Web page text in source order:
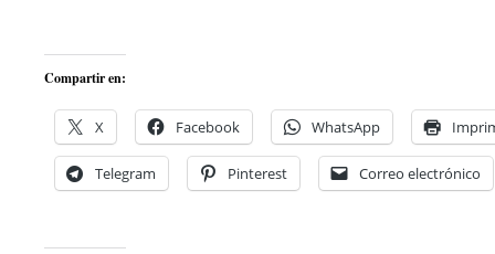
Compartir en:
X Facebook WhatsApp
Telegram Pinterest Correo electrónico